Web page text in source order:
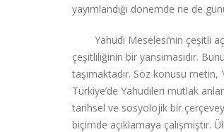
yayımlandığı dönemde ne de
Yahudi Meselesi’nin çeşitli
çeşitliliğinin bir yansımasıdır.
taşımaktadır. Söz konusu
Türkiye’de Yahudileri mutlak
tarihsel ve sosyolojik bir
biçimde açıklamaya